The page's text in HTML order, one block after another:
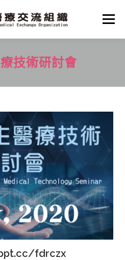
選單
NEWS
技術研討會
fdrczx